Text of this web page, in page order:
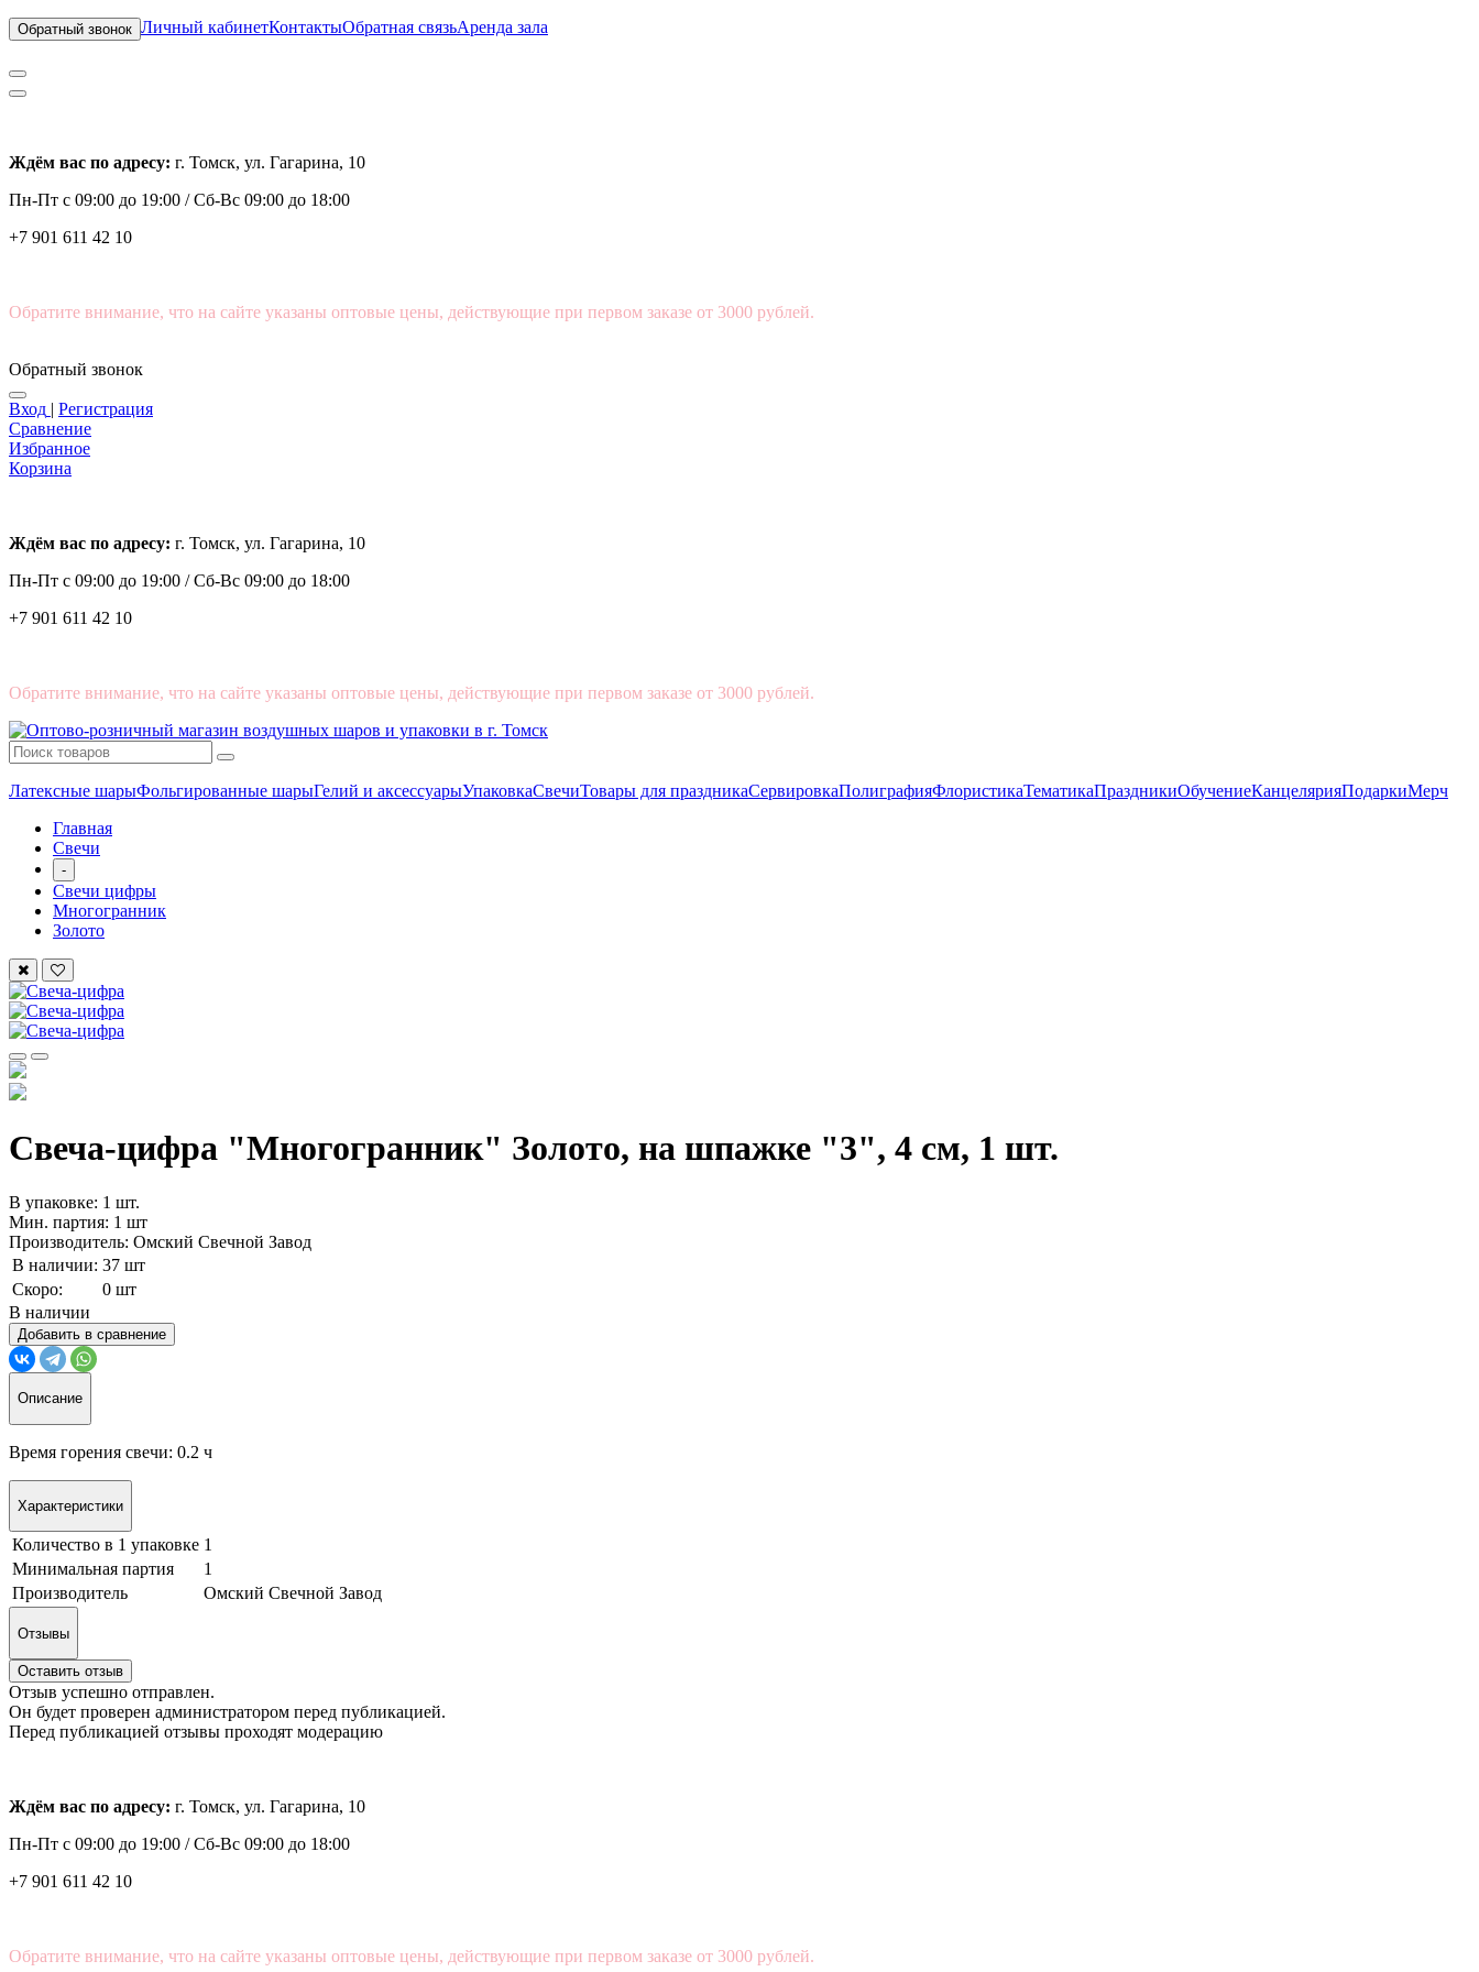
Обратный звонок Личный кабинетКонтактыОбратная связьАренда зала
Ждём вас по адресу: г. Томск, ул. Гагарина, 10
Пн-Пт с 09:00 до 19:00 /Сб-Вс 09:00 до 18:00
+7 901 611 42 10
Обратите внимание, что на сайте указаны оптовые цены, действующие при первом заказе от 3000 рублей.
Обратный звонок
Вход | Регистрация
Сравнение
Избранное
Корзина
Ждём вас по адресу: г. Томск, ул. Гагарина, 10
Пн-Пт с 09:00 до 19:00 /Сб-Вс 09:00 до 18:00
+7 901 611 42 10
Обратите внимание, что на сайте указаны оптовые цены, действующие при первом заказе от 3000 рублей.
Латексные шарыФольгированные шарыГелий и аксессуарыУпаковкаСвечиТовары для праздникаСервировкаПолиграфияФлористикаТематикаПраздникиОбучениеКанцелярияПодаркиМерч
Главная
Свечи
-
Свечи цифры
Многогранник
Золото
Свеча-цифра "‎Многогранник" Золото, на шпажке "3", 4 см, 1 шт.
В упаковке: 1 шт.
Мин. партия: 1 шт
Производитель: Омский Свечной Завод
В наличии: 37 шт
Скоро:
0 шт
В наличии
Добавить в сравнение
Описание
Время горения свечи: 0.2 ч
Характеристики
Количество в 1 упаковке 1
Минимальная партия
1
Производитель
Омский Свечной Завод
Отзывы
Оставить отзыв
Отзыв успешно отправлен.
Он будет проверен администратором перед публикацией.
Перед публикацией отзывы проходят модерацию
Ждём вас по адресу: г. Томск, ул. Гагарина, 10
Пн-Пт с 09:00 до 19:00 /Сб-Вс 09:00 до 18:00
+7 901 611 42 10
Обратите внимание, что на сайте указаны оптовые цены, действующие при первом заказе от 3000 рублей.